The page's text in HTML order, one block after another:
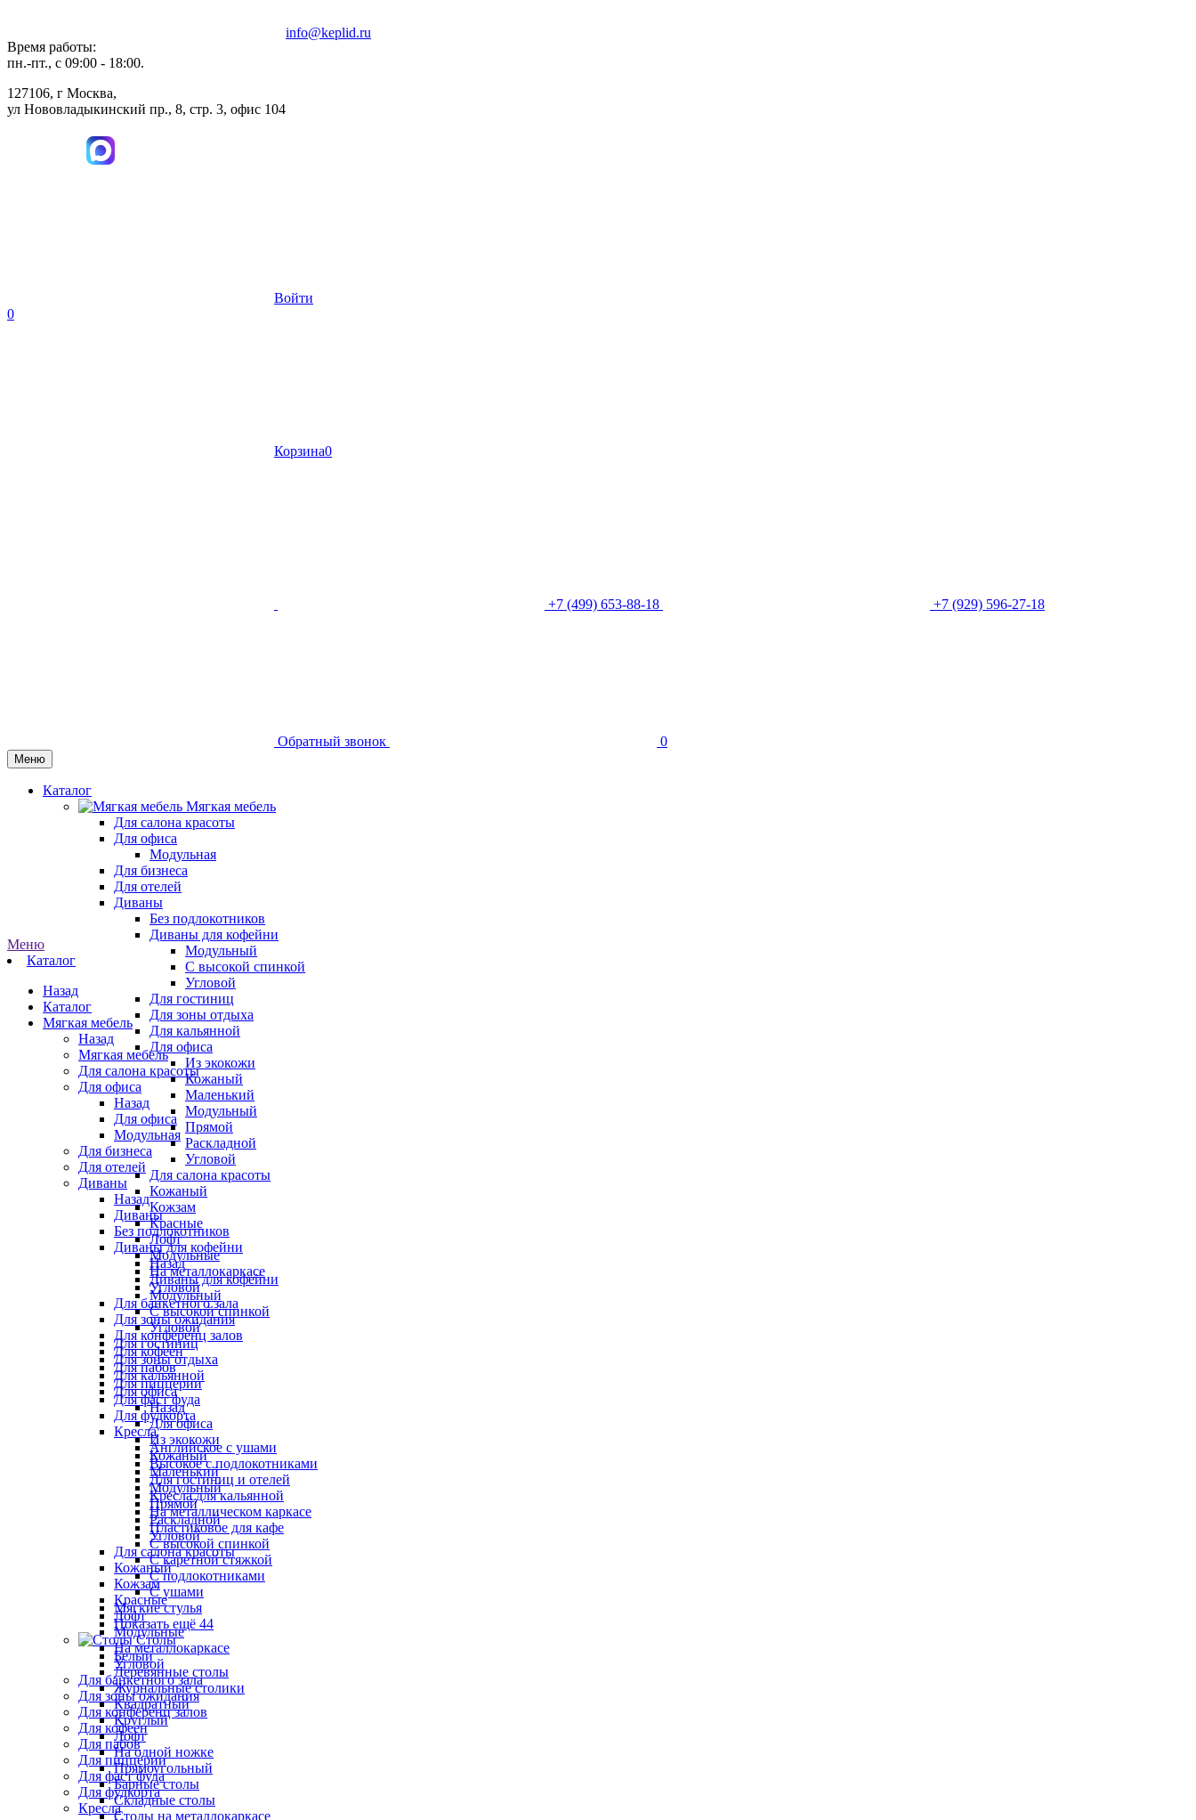
Время работы:
пн.-пт., с 09:00 - 18:00.
127106, г Москва,
ул Нововладыкинский пр., 8, стр. 3, офис 104
info@keplid.ru
Войти
0
Корзина0
+7 (499) 653-88-18 +7 (929) 596-27-18
Обратный звонок 0
Меню
Каталог
Мягкая мебель
Для салона красоты
Для офиса
Модульная
Для бизнеса
Для отелей
Диваны
Без подлокотников
Диваны для кофейни
Модульный
С высокой спинкой
Угловой
Для гостиниц
Для зоны отдыха
Для кальянной
Для офиса
Из экокожи
Кожаный
Маленький
Модульный
Прямой
Раскладной
Угловой
Для салона красоты
Кожаный
Кожзам
Красные
Лофт
Модульные
На металлокаркасе
Угловой
Для банкетного зала
Для зоны ожидания
Для конференц залов
Для кофеен
Для пабов
Для пиццерии
Для фаст фуда
Для фудкорта
Кресла
Английское с ушами
Высокое с подлокотниками
Для гостиниц и отелей
Кресла для кальянной
На металлическом каркасе
Пластиковое для кафе
С высокой спинкой
С каретной стяжкой
С подлокотниками
С ушами
Мягкие стулья
Показать ещё 44
Столы
Белый
Деревянные столы
Журнальные столики
Квадратный
Круглый
Лофт
На одной ножке
Прямоугольный
Барные столы
Складные столы
Столы на металлокаркасе
Меню
Каталог
Назад
Каталог
Мягкая мебель
Назад
Мягкая мебель
Для салона красоты
Для офиса
Назад
Для офиса
Модульная
Для бизнеса
Для отелей
Диваны
Назад
Диваны
Без подлокотников
Диваны для кофейни
Назад
Диваны для кофейни
Модульный
С высокой спинкой
Угловой
Для гостиниц
Для зоны отдыха
Для кальянной
Для офиса
Назад
Для офиса
Из экокожи
Кожаный
Маленький
Модульный
Прямой
Раскладной
Угловой
Для салона красоты
Кожаный
Кожзам
Красные
Лофт
Модульные
На металлокаркасе
Угловой
Для банкетного зала
Для зоны ожидания
Для конференц залов
Для кофеен
Для пабов
Для пиццерии
Для фаст фуда
Для фудкорта
Кресла